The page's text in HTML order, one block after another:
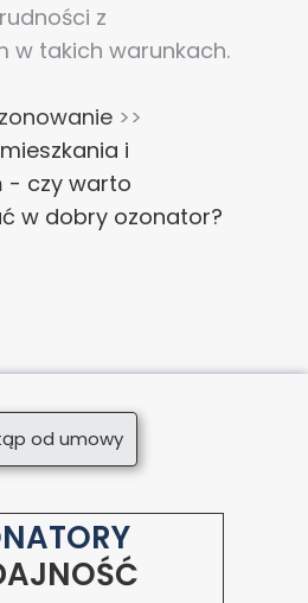
z
w takich warunkach.
>>
i
- czy warto
w dobry ozonator?
od umowy